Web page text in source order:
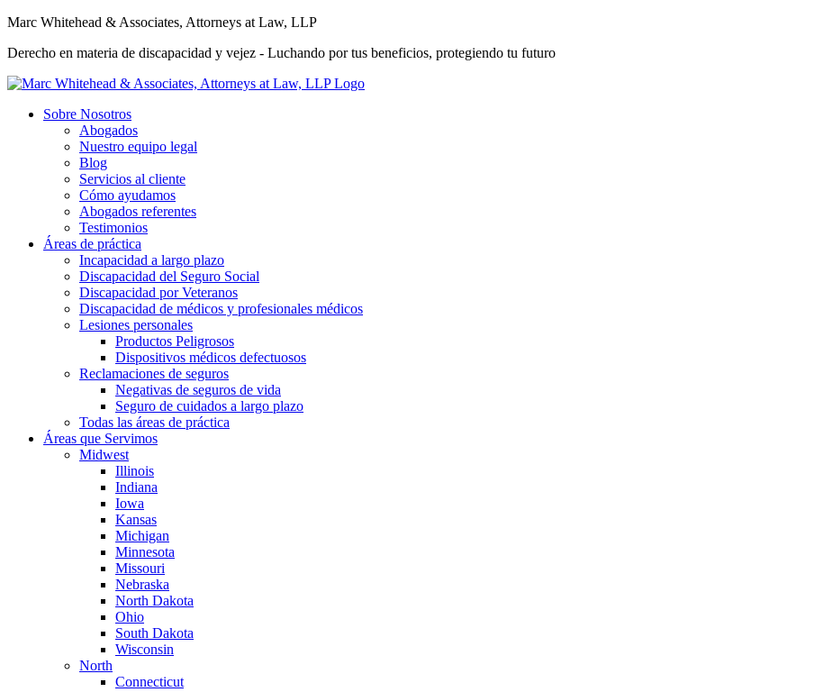
Marc Whitehead & Associates, Attorneys at Law, LLP
Derecho en materia de discapacidad y vejez - Luchando por tus beneficios, protegiendo tu futuro
Sobre Nosotros
Abogados
Nuestro equipo legal
Blog
Servicios al cliente
Cómo ayudamos
Abogados referentes
Testimonios
Áreas de práctica
Incapacidad a largo plazo
Discapacidad del Seguro Social
Discapacidad por Veteranos
Discapacidad de médicos y profesionales médicos
Lesiones personales
Productos Peligrosos
Dispositivos médicos defectuosos
Reclamaciones de seguros
Negativas de seguros de vida
Seguro de cuidados a largo plazo
Todas las áreas de práctica
Áreas que Servimos
Midwest
Illinois
Indiana
Iowa
Kansas
Michigan
Minnesota
Missouri
Nebraska
North Dakota
Ohio
South Dakota
Wisconsin
North
Connecticut